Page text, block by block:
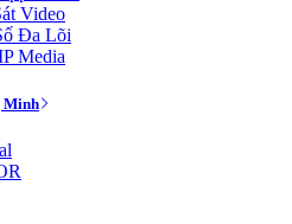
Video
Đa Lõi
Media
Minh